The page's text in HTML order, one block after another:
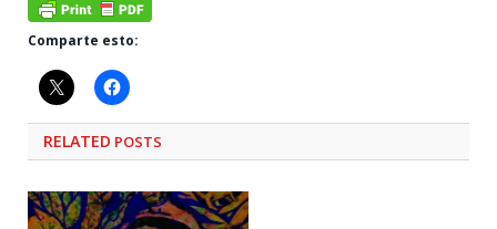
Comparte esto:
RELATED POSTS